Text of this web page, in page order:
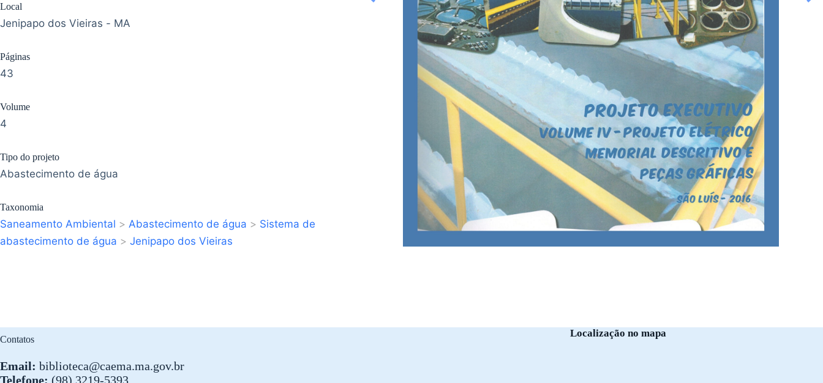
Local
Jenipapo dos Vieiras - MA
Páginas
43
Volume
4
Tipo do projeto
Abastecimento de água
Taxonomia
Saneamento Ambiental > Abastecimento de água > Sistema de
abastecimento de água > Jenipapo dos Vieiras
Contatos
Email: biblioteca@caema.ma.gov.br
Telefone: (98) 3219-5393
Localização no mapa